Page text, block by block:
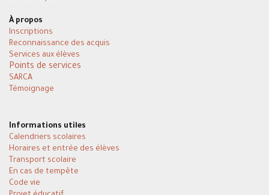
À propos
Inscriptions
Reconnaissance des acquis
Services aux élèves
Points de services
SARCA
Témoignage
Informations utiles
Calendriers scolaires
Horaires et entrée des élèves
Transport scolaire
En cas de tempête
Code vie